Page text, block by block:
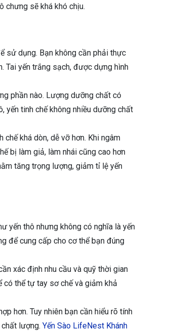
chưng sẽ khá khó chịu.
sử dụng. Bạn không cần phải thực
Tai yến trắng sạch, được dựng hình
phần nào. Lượng dưỡng chất có
yến tinh chế không nhiều dưỡng chất
khá dòn, dễ vỡ hơn. Khi ngâm
bị làm giả, làm nhái cũng cao hơn
tăng trọng lượng, giảm tỉ lệ yến
yến thô nhưng không có nghĩa là yến
để cung cấp cho cơ thể bạn đúng
xác định nhu cầu và quỹ thời gian
có thể tự tay sơ chế và giảm khả
hơn. Tuy nhiên bạn cần hiểu rõ tính
lượng. Yến Sào LifeNest Khánh